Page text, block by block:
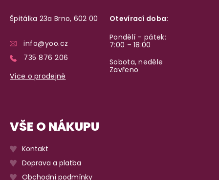
Špitálka 23a Brno, 602 00
info@yoo.cz
735 876 206
Více o prodejně
Otevírací doba:
Pondělí – pátek:
7:00 – 18:00
Sobota, neděle
Zavřeno
VŠE O NÁKUPU
Kontakt
Doprava a platba
Obchodní podmínky